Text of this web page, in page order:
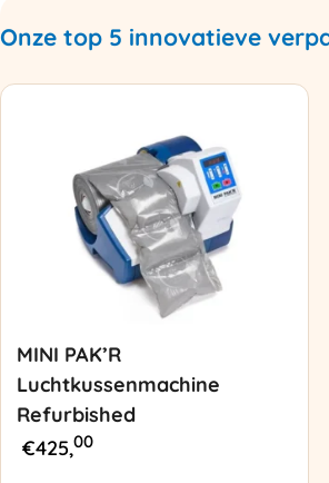
Onze top 5 innovatieve
MINI PAK’R
Luchtkussenmachine
Refurbished
€425,00